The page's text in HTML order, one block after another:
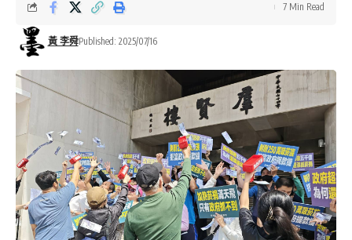
黃 李舜Published: 2025/07/16
7 Min Read